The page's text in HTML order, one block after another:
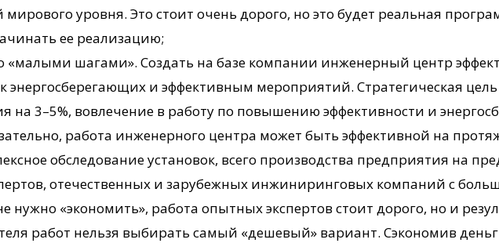
уровня. Это стоит очень дорого, но это будет реальная
ее реализацию;
«малыми шагами». Создать на базе компании инженерный центр
энергосберегающих и эффективным мероприятий. Стратегическая
на 3–5%, вовлечение в работу по повышению эффективности и
работа инженерного центра может быть эффективной на
обследование установок, всего производства предприятия на
отечественных и зарубежных инжиниринговых компаний с
нужно «экономить», работа опытных экспертов стоит дорого, но и
работ нельзя выбирать самый «дешевый» вариант. Сэкономив